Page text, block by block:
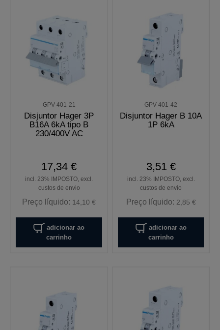
GPV-401-21
Disjuntor Hager 3P
B16A 6kA tipo B
230/400V AC
17,34 €
incl. 23% IMPOSTO, excl.
custos de envio
Preço líquido: 14,10 €
adicionar ao
carrinho
GPV-401-42
Disjuntor Hager B 10A
1P 6kA
3,51 €
incl. 23% IMPOSTO, excl.
custos de envio
Preço líquido: 2,85 €
adicionar ao
carrinho